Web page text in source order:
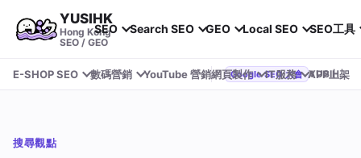
YUSIHK
Hong Kong
SEO / GEO
SEO Search SEO GEO Local SEO SEO工具
E-SHOP SEO 數碼營銷 YouTube 營銷網頁製作 IT服務 APP上架
Google SEO 大會 YUSIHK 近期參加 Google Search Central Live
搜尋觀點